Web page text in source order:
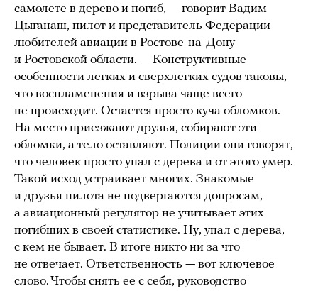
самолете в дерево и погиб, — говорит Вадим
Цыганаш, пилот и представитель Федерации
любителей авиации в Ростове-на-Дону
и Ростовской области. — Конструктивные
особенности легких и сверхлегких судов таковы,
что воспламенения и взрыва чаще всего
не происходит. Остается просто куча обломков.
На место приезжают друзья, собирают эти
обломки, а тело оставляют. Полиции они говорят,
что человек просто упал с дерева и от этого умер.
Такой исход устраивает многих. Знакомые
и друзья пилота не подвергаются допросам,
а авиационный регулятор не учитывает этих
погибших в своей статистике. Ну, упал с дерева,
с кем не бывает. В итоге никто ни за что
не отвечает. Ответственность — вот ключевое
слово. Чтобы снять ее с себя, руководство